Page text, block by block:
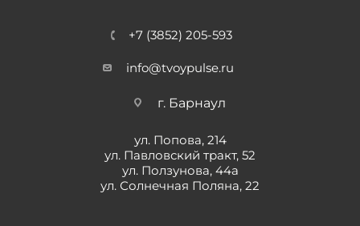
+7 (3852) 205-593
info@tvoypulse.ru
г. Барнаул
ул. Попова, 214
ул. Павловский тракт, 52
ул. Ползунова, 44а
ул. Солнечная Поляна, 22